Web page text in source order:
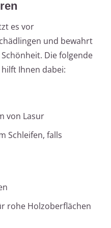
es vor
und bewahrt
Die folgende
Ihnen dabei:
von Lasur
Schleifen, falls
rohe Holzoberflächen